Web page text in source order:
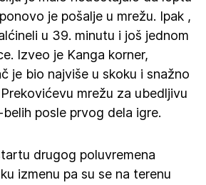
je pošalje u mrežu. Ipak ,
u 39. minutu i još jednom
Izveo je Kanga korner,
je bio najviše u skoku i snažno
mrežu za ubedljivu
posle prvog dela igre.
drugog poluvremena
izmenu pa su se na terenu